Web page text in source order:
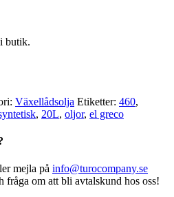
butik.
Växellådsolja Etiketter: 460,
, 20L, oljor, el greco
mejla på info@turocompany.se
fråga om att bli avtalskund hos oss!